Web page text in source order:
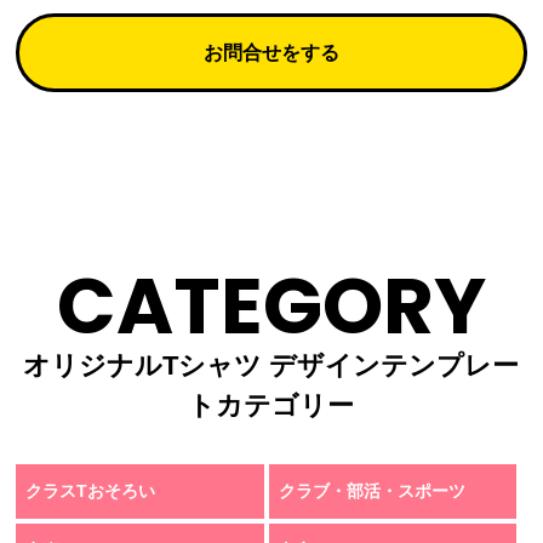
お問合せをする
CATEGORY
オリジナルTシャツ デザインテンプレー
トカテゴリー
クラスTおそろい クラブ・部活・スポーツ